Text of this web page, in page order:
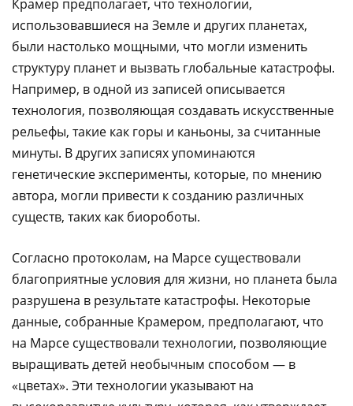
Крамер предполагает, что технологии,
использовавшиеся на Земле и других планетах,
были настолько мощными, что могли изменить
структуру планет и вызвать глобальные катастрофы.
Например, в одной из записей описывается
технология, позволяющая создавать искусственные
рельефы, такие как горы и каньоны, за считанные
минуты. В других записях упоминаются
генетические эксперименты, которые, по мнению
автора, могли привести к созданию различных
существ, таких как биороботы.
Согласно протоколам, на Марсе существовали
благоприятные условия для жизни, но планета была
разрушена в результате катастрофы. Некоторые
данные, собранные Крамером, предполагают, что
на Марсе существовали технологии, позволяющие
выращивать детей необычным способом — в
«цветах». Эти технологии указывают на